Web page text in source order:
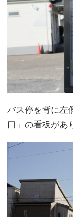
バス停を背に左
口」の看板があ